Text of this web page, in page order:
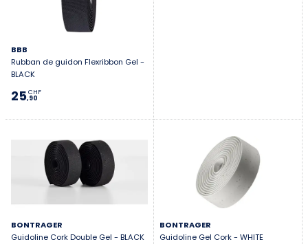
BBB
Rubban de guidon Flexribbon Gel -
BLACK
25,90
CHF
BONTRAGER
Guidoline Cork Double Gel - BLACK
BONTRAGER
Guidoline Gel Cork - WHITE